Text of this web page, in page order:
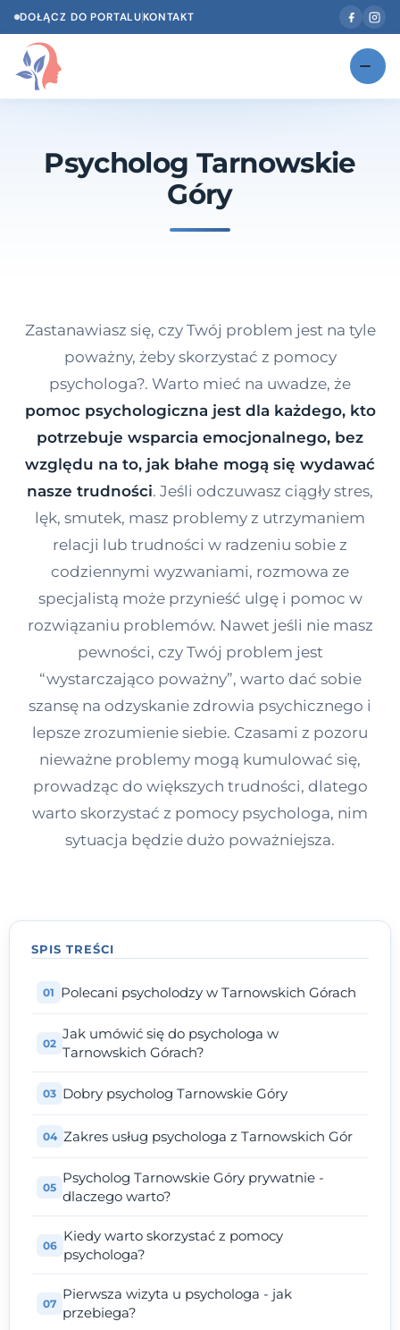
DOŁĄCZ DO PORTALUKONTAKT
GabinetyNOWOŚĆ
Dawka wiedzy
Dla specjalistów
Kontakt
Dołącz do portalu
Psycholog Tarnowskie
Góry
Zastanawiasz się, czy Twój problem jest na tyle
poważny, żeby skorzystać z pomocy
psychologa?. Warto mieć na uwadze, że
pomoc psychologiczna jest dla każdego, kto
potrzebuje wsparcia emocjonalnego, bez
względu na to, jak błahe mogą się wydawać
nasze trudności. Jeśli odczuwasz ciągły stres,
lęk, smutek, masz problemy z utrzymaniem
relacji lub trudności w radzeniu sobie z
codziennymi wyzwaniami, rozmowa ze
specjalistą może przynieść ulgę i pomoc w
rozwiązaniu problemów. Nawet jeśli nie masz
pewności, czy Twój problem jest
“wystarczająco poważny”, warto dać sobie
szansę na odzyskanie zdrowia psychicznego i
lepsze zrozumienie siebie. Czasami z pozoru
nieważne problemy mogą kumulować się,
prowadząc do większych trudności, dlatego
warto skorzystać z pomocy psychologa, nim
sytuacja będzie dużo poważniejsza.
SPIS TREŚCI
Polecani psycholodzy w Tarnowskich Górach
Jak umówić się do psychologa w
Tarnowskich Górach?
Dobry psycholog Tarnowskie Góry
Zakres usług psychologa z Tarnowskich Gór
Psycholog Tarnowskie Góry prywatnie -
dlaczego warto?
Kiedy warto skorzystać z pomocy
psychologa?
Pierwsza wizyta u psychologa - jak
przebiega?